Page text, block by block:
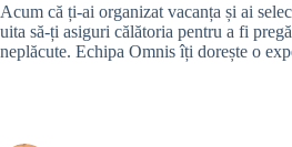
Acum că ți-ai organizat vacanța și ai
uita să-ți asiguri călătoria pentru a fi
neplăcute. Echipa Omnis îți dorește o